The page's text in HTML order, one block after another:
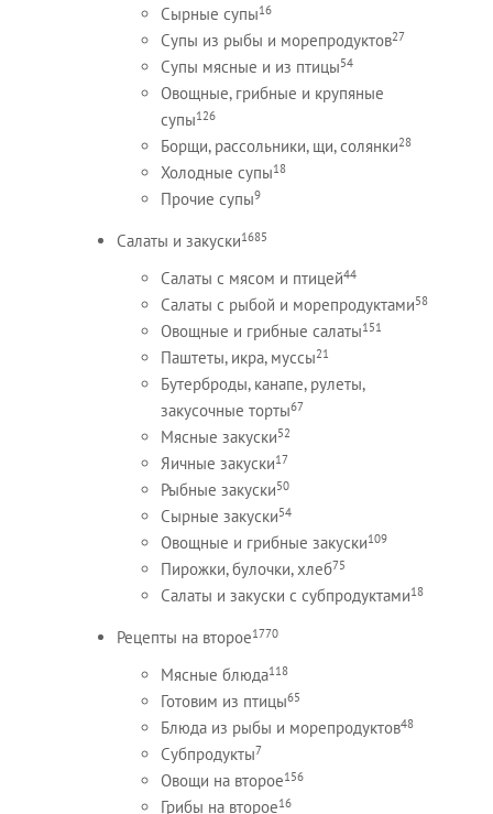
Сырные супы16
Супы из рыбы и морепродуктов27
Супы мясные и из птицы54
Овощные, грибные и крупяные
супы126
Борщи, рассольники, щи, солянки28
Холодные супы18
Прочие супы9
Салаты и закуски1685
Салаты с мясом и птицей44
Салаты с рыбой и морепродуктами58
Овощные и грибные салаты151
Паштеты, икра, муссы21
Бутерброды, канапе, рулеты,
закусочные торты67
Мясные закуски52
Яичные закуски17
Рыбные закуски50
Сырные закуски54
Овощные и грибные закуски109
Пирожки, булочки, хлеб75
Салаты и закуски с субпродуктами18
Рецепты на второе1770
Мясные блюда118
Готовим из птицы65
Блюда из рыбы и морепродуктов48
Субпродукты7
Овощи на второе156
Грибы на второе16